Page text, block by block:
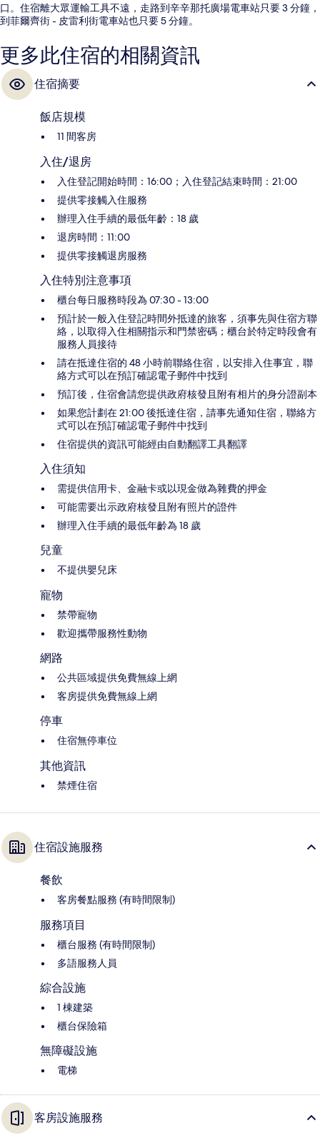
口。住宿離大眾運輸工具不遠，走路到辛辛那托廣場電車站只要 3 分鐘，
到菲爾齊街 - 皮雷利街電車站也只要 5 分鐘。
更多此住宿的相關資訊
住宿摘要
飯店規模
11 間客房
入住/退房
入住登記開始時間：16:00；入住登記結束時間：21:00
提供零接觸入住服務
辦理入住手續的最低年齡：18 歲
退房時間：11:00
提供零接觸退房服務
入住特別注意事項
櫃台每日服務時段為 07:30 - 13:00
預計於一般入住登記時間外抵達的旅客，須事先與住宿方聯
絡，以取得入住相關指示和門禁密碼；櫃台於特定時段會有
服務人員接待
請在抵達住宿的 48 小時前聯絡住宿，以安排入住事宜，聯
絡方式可以在預訂確認電子郵件中找到
預訂後，住宿會請您提供政府核發且附有相片的身分證副本
如果您計劃在 21:00 後抵達住宿，請事先通知住宿，聯絡方
式可以在預訂確認電子郵件中找到
住宿提供的資訊可能經由自動翻譯工具翻譯
入住須知
需提供信用卡、金融卡或以現金做為雜費的押金
可能需要出示政府核發且附有照片的證件
辦理入住手續的最低年齡為 18 歲
兒童
不提供嬰兒床
寵物
禁帶寵物
歡迎攜帶服務性動物
網路
公共區域提供免費無線上網
客房提供免費無線上網
停車
住宿無停車位
其他資訊
禁煙住宿
住宿設施服務
餐飲
客房餐點服務 (有時間限制)
服務項目
櫃台服務 (有時間限制)
多語服務人員
綜合設施
1 棟建築
櫃台保險箱
無障礙設施
電梯
客房設施服務